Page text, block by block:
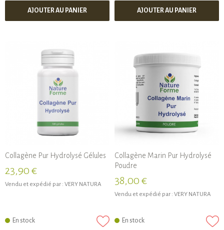
AJOUTER AU PANIER AJOUTER AU PANIER
Collagène Pur Hydrolysé Gélules
23,90 €
Vendu et expédié par : VERY NATURA
En stock
Collagène Marin Pur Hydrolysé
Poudre
38,00 €
Vendu et expédié par : VERY NATURA
En stock